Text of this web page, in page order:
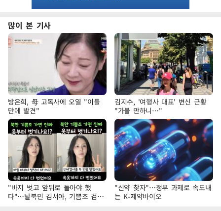
많이 본 기사
방은희, 母 고독사에 오열 "이틀
만에 발견"
김지수, '여행사 대표' 변신 근황
"가볼 만하니…"
"바지 벗고 앞뒤로 돌아야 했
다"…탈북민 김서아, 기쁨조 검사
수치심 회상
"신약 찾자"…정부 과제로 속도내
는 K-제약바이오